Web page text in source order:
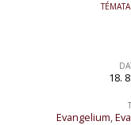
TÉMATA
Povzbuzení
18.
Evangelium,